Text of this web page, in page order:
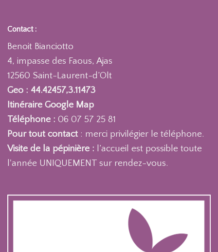
Contact :
Benoit Bianciotto
4, impasse des Faous, Ajas
12560 Saint-Laurent-d’Olt
Geo : 44.42457,3.11473
Itinéraire Google Map
Téléphone : 06 07 57 25 81
Pour tout contact : merci privilégier le téléphone.
Visite de la pépinière : l’accueil est possible toute
l'année UNIQUEMENT sur rendez-vous.